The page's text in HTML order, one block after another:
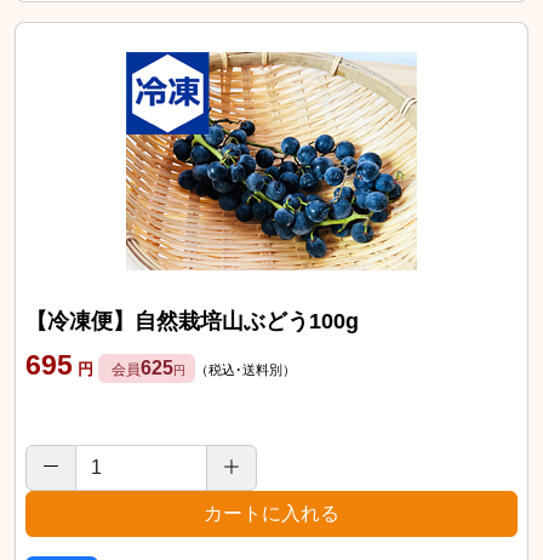
【冷凍便】自然栽培山ぶどう100g
695 円 会員625円 （税込･送料別）